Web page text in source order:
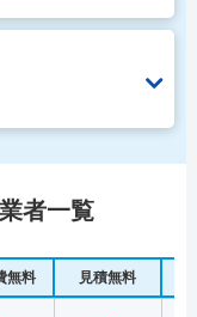
者一覧
無料 見積無料